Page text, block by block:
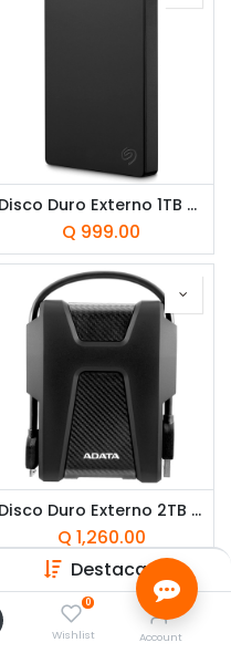
Destacado
0
Wishlist Account
Disco Duro Externo 1TB Seagate Portable Drive 2.5" USB 3.0
Q 999.00
Disco Duro Externo 2TB ADATA HD680 USB 3.2
Q 1,260.00